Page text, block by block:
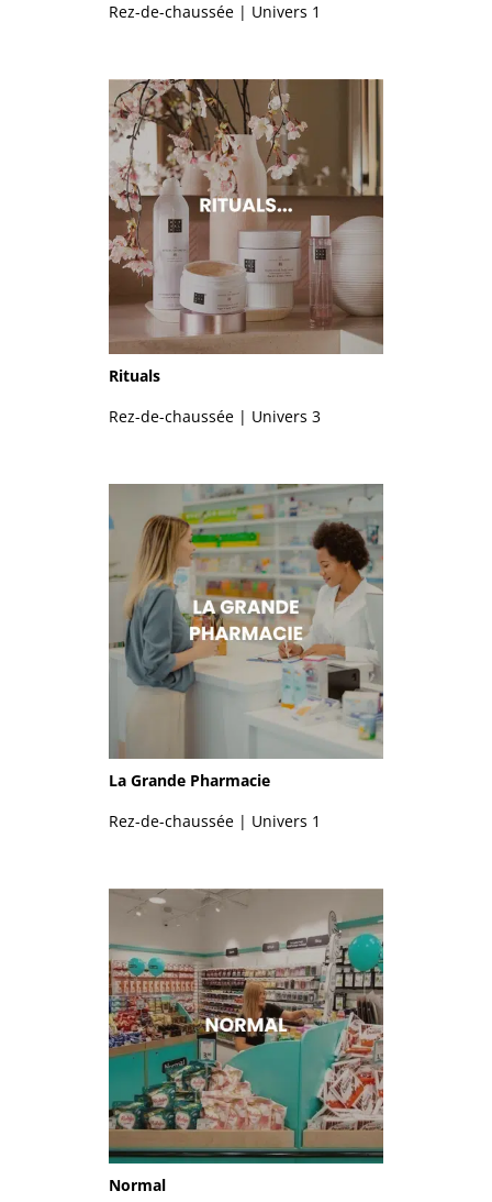
Rez-de-chaussée | Univers 1
Rituals
Rez-de-chaussée | Univers 3
La Grande Pharmacie
Rez-de-chaussée | Univers 1
Normal